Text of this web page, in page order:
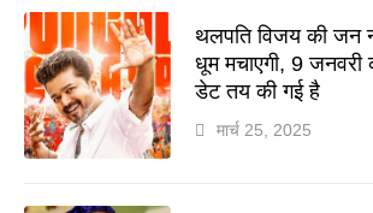
थलपति विजय की जन
धूम मचाएगी, 9 जनवरी
डेट तय की गई है
मार्च 25, 2025